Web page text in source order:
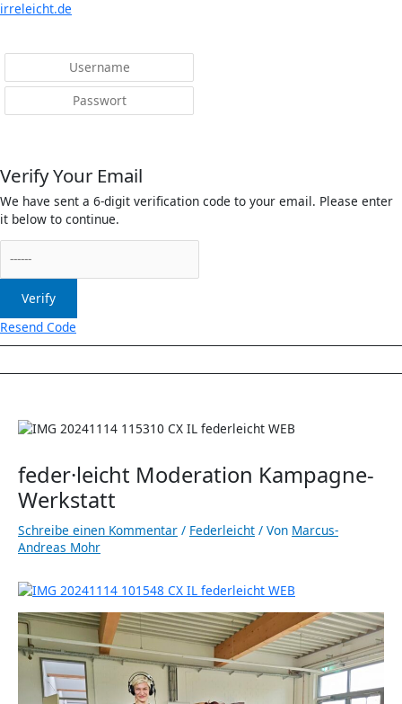
irreleicht.de
Verify Your Email
We have sent a 6-digit verification code to your email. Please enter
it below to continue.
Verify
Resend Code
Menü
feder·leicht Moderation Kampagne-
Werkstatt
Schreibe einen Kommentar / Federleicht / Von Marcus-
Andreas Mohr